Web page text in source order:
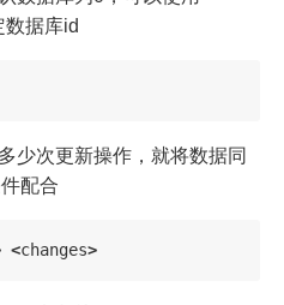
数据库id
少次更新操作，就将数据同
配合
<changes>